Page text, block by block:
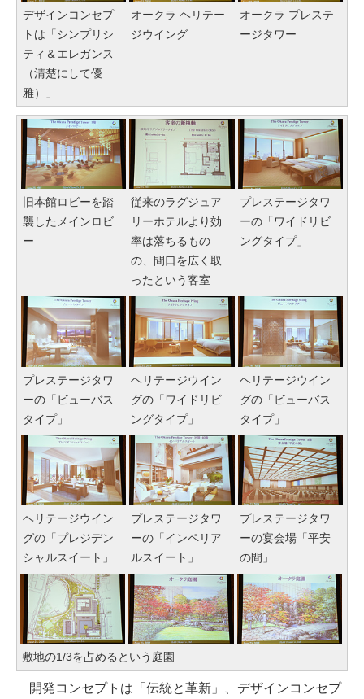
デザインコンセプ
トは「シンプリシ
ティ＆エレガンス
（清楚にして優
雅）」
オークラ ヘリテー
ジウイング
オークラ プレステ
ージタワー
旧本館ロビーを踏
襲したメインロビ
ー
従来のラグジュア
リーホテルより効
率は落ちるもの
の、間口を広く取
ったという客室
プレステージタワ
ーの「ワイドリビ
ングタイプ」
プレステージタワ
ーの「ビューバス
タイプ」
ヘリテージウイン
グの「ワイドリビ
ングタイプ」
ヘリテージウイン
グの「ビューバス
タイプ」
ヘリテージウイン
グの「プレジデン
シャルスイート」
プレステージタワ
ーの「インペリア
ルスイート」
プレステージタワ
ーの宴会場「平安
の間」
敷地の1/3を占めるという庭園
開発コンセプトは「伝統と革新」、デザインコンセプ